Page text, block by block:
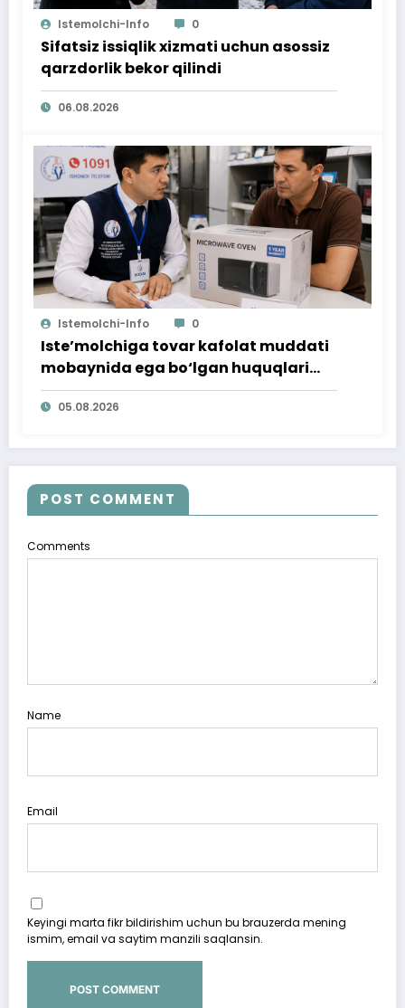
Istemolchi-Info 0
Sifatsiz issiqlik xizmati uchun asossiz
qarzdorlik bekor qilindi
06.08.2026
Istemolchi-Info 0
Iste’molchiga tovar kafolat muddati
mobaynida ega bo‘lgan huquqlari
ta’minlab berildi
05.08.2026
POST COMMENT
Comments
Name
Email
Keyingi marta fikr bildirishim uchun bu brauzerda mening
ismim, email va saytim manzili saqlansin.